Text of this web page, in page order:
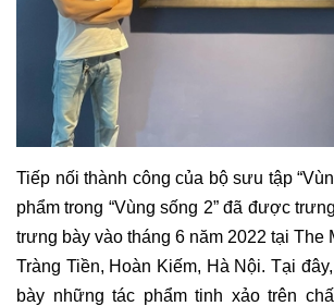
Tiếp nối thành công của bộ sưu tập
phẩm trong “Vùng sống 2” đã được
trưng bày vào tháng 6 năm 2022 tại The
Tràng Tiền, Hoàn Kiếm, Hà Nội. Tại
bày những tác phẩm tinh xảo trên